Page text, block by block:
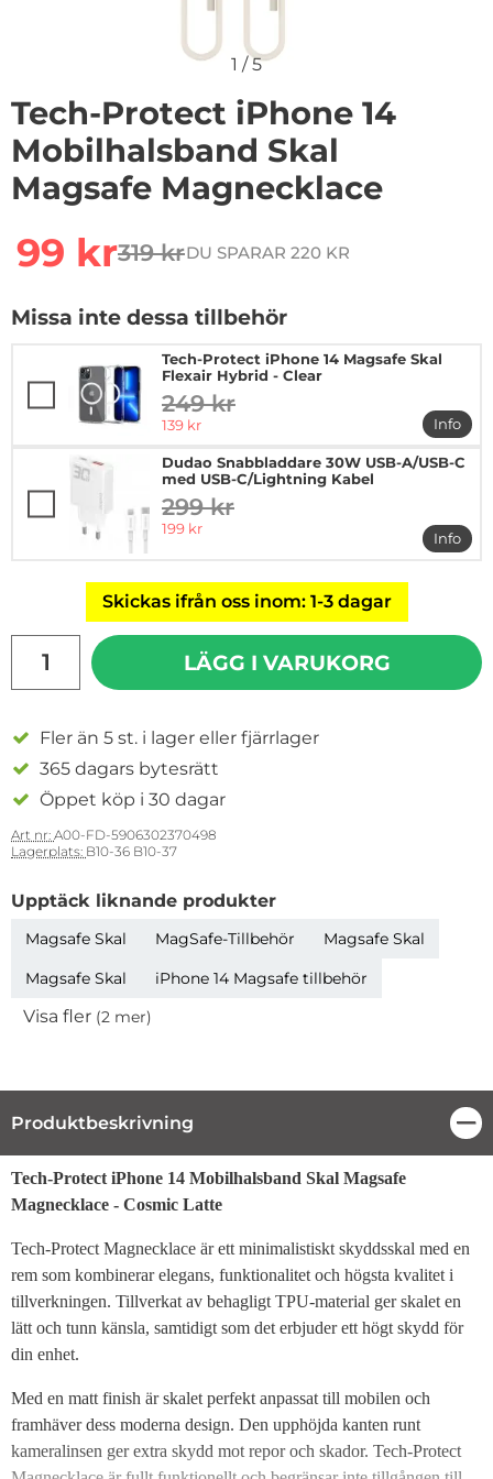
1 /5
Tech-Protect iPhone 14
Mobilhalsband Skal
Magsafe Magnecklace
rea pris
99 krtidigare pris
319 krDU SPARAR 220 KR
Missa inte dessa tillbehör
Tech-Protect iPhone 14 Magsafe Skal
Flexair Hybrid - Clear
tidigare pris
249 kr
rea pris
139 kr
Info
mer
Dudao Snabbladdare 30W USB-A/USB-C
med USB-C/Lightning Kabel
tidigare pris
299 kr
rea pris
199 kr
Info
mer
Skickas ifrån oss inom: 1-3 dagar
LÄGG I VARUKORG
Fler än 5 st. i lager eller fjärrlager
365 dagars bytesrätt
Öppet köp i 30 dagar
Art nr: A00-FD-5906302370498
Lagerplats: B10-36 B10-37
Upptäck liknande produkter
Magsafe Skal MagSafe-Tillbehör
Magsafe Skal
Magsafe Skal
iPhone 14 Magsafe tillbehör
Visa fler (2 mer)
Produktbeskrivning
Produktbeskrivning
Tech-Protect iPhone 14 Mobilhalsband Skal Magsafe
Magnecklace - Cosmic Latte
Tech-Protect Magnecklace är ett minimalistiskt skyddsskal med en
rem som kombinerar elegans, funktionalitet och högsta kvalitet i
tillverkningen. Tillverkat av behagligt TPU-material ger skalet en
lätt och tunn känsla, samtidigt som det erbjuder ett högt skydd för
din enhet.
Med en matt finish är skalet perfekt anpassat till mobilen och
framhäver dess moderna design. Den upphöjda kanten runt
kameralinsen ger extra skydd mot repor och skador. Tech-Protect